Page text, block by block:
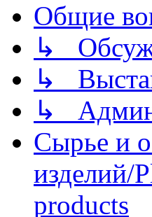
Общие
↳
↳
↳
Сырье и
изделий/
products